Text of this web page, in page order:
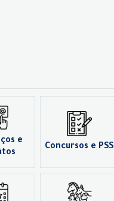
e
Concursos e PSS